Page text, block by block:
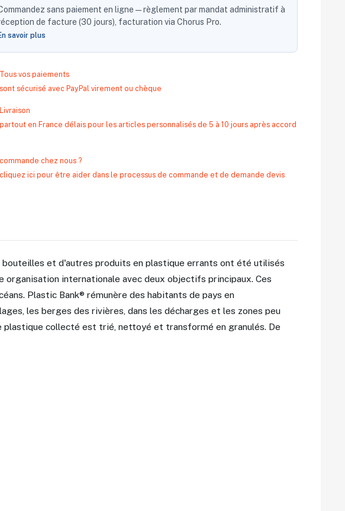
sans paiement en ligne — règlement par mandat administratif à
de facture (30 jours), facturation via Chorus Pro.
savoir plus
Tous vos paiements
sont sécurisé avec PayPal virement ou chèque
Livraison
partout en France délais pour les articles personnalisés de 5 à 10 jours après accord
commande chez nous ?
cliquez ici pour être aider dans le processus de commande et de demande devis
et d'autres produits en plastique errants ont été utilisés
organisation internationale avec deux objectifs principaux. Ces
Plastic Bank® rémunère des habitants de pays en
les berges des rivières, dans les décharges et les zones peu
plastique collecté est trié, nettoyé et transformé en granulés. De